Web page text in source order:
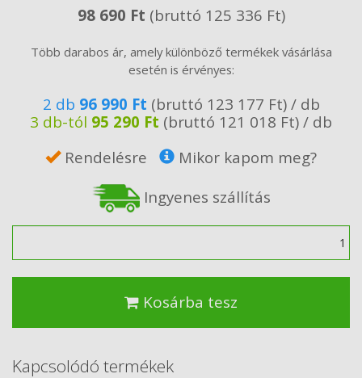
98 690 Ft (bruttó 125 336 Ft)
Több darabos ár, amely különböző termékek vásárlása
esetén is érvényes:
2 db 96 990 Ft (bruttó 123 177 Ft) / db
3 db-tól 95 290 Ft (bruttó 121 018 Ft) / db
Rendelésre
Mikor kapom meg?
Ingyenes szállítás
Kosárba tesz
Kapcsolódó termékek